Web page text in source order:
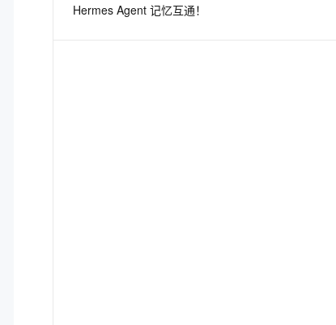
Hermes Agent 记忆互通！